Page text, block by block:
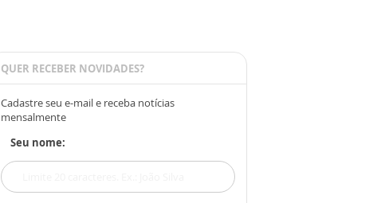
QUER RECEBER NOVIDADES?
Cadastre seu e-mail e receba notícias
mensalmente
Seu nome: